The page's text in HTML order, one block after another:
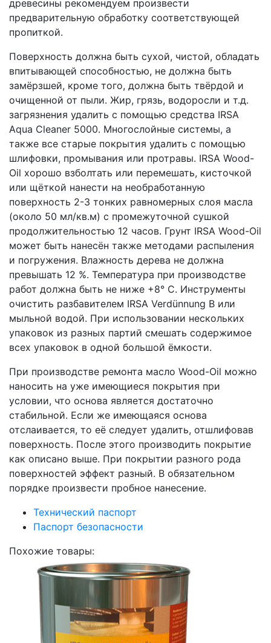
древесины рекомендуем произвести
предварительную обработку соответствующей
пропиткой.
Поверхность должна быть сухой, чистой, обладать
впитывающей способностью, не должна быть
замёрзшей, кроме того, должна быть твёрдой и
очищенной от пыли. Жир, грязь, водоросли и т.д.
загрязнения удалить с помощью средства IRSA
Aqua Cleaner 5000. Многослойные системы, а
также все старые покрытия удалить с помощью
шлифовки, промывания или протравы. IRSA Wood-
Oil хорошо взболтать или перемешать, кисточкой
или щёткой нанести на необработанную
поверхность 2-3 тонких равномерных слоя масла
(около 50 мл/кв.м) с промежуточной сушкой
продолжительностью 12 часов. Грунт IRSA Wood-Oil
может быть нанесён также методами распыления
и погружения. Влажность дерева не должна
превышать 12 %. Температура при производстве
работ должна быть не ниже +8° С. Инструменты
очистить разбавителем IRSA Verdünnung B или
мыльной водой. При использовании нескольких
упаковок из разных партий смешать содержимое
всех упаковок в одной большой ёмкости.
При производстве ремонта масло Wood-Oil можно
наносить на уже имеющиеся покрытия при
условии, что основа является достаточно
стабильной. Если же имеющаяся основа
отслаивается, то её следует удалить, отшлифовав
поверхность. После этого производить покрытие
как описано выше. При покрытии разного рода
поверхностей эффект разный. В обязательном
порядке произвести пробное нанесение.
Технический паспорт
Паспорт безопасности
Похожие товары: